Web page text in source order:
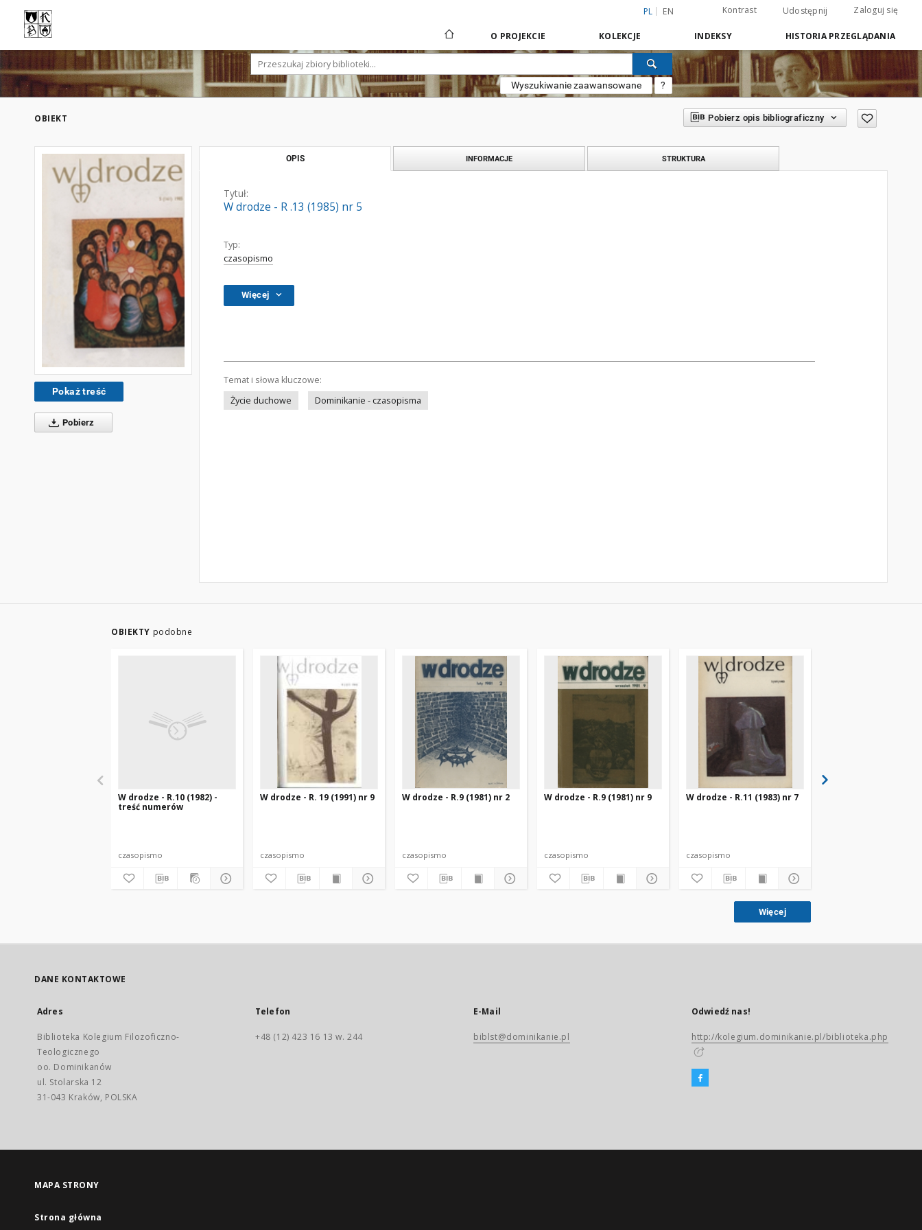
PL EN Kontrast Udostępnij Zaloguj się
O PROJEKCIE KOLEKCJE INDEKSY HISTORIA PRZEGLĄDANIA
Wyszukiwanie zaawansowane ?
OBIEKT Pobierz opis bibliograficzny
Pokaż treść
Pobierz
OPIS INFORMACJE STRUKTURA
Tytuł:
W drodze - R .13 (1985) nr 5
Typ:
czasopismo
Więcej
Temat i słowa kluczowe:
Życie duchowe
Dominikanie - czasopisma
OBIEKTY podobne
W drodze - R.10 (1982) -
treść numerów
czasopismo
W drodze - R. 19 (1991) nr 9
czasopismo
W drodze - R.9 (1981) nr 2
czasopismo
W drodze - R.9 (1981) nr 9
czasopismo
W drodze - R.11 (1983) nr 7
czasopismo
Więcej
DANE KONTAKTOWE
Adres
Biblioteka Kolegium Filozoficzno-
Teologicznego
oo. Dominikanów
ul. Stolarska 12
31-043 Kraków, POLSKA
Telefon
+48 (12) 423 16 13 w. 244
E-Mail
biblst@dominikanie.pl
Odwiedź nas!
http://kolegium.dominikanie.pl/biblioteka.php
MAPA STRONY
Strona główna